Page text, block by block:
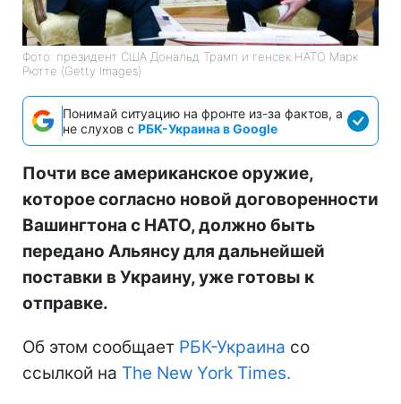
Фото: президент США Дональд Трамп и генсек НАТО Марк
Рютте (Getty Images)
Понимай ситуацию на фронте из-за фактов, а
не слухов с РБК-Украина в Google
Почти все американское оружие,
которое согласно новой договоренности
Вашингтона с НАТО, должно быть
передано Альянсу для дальнейшей
поставки в Украину, уже готовы к
отправке.
Об этом сообщает РБК-Украина со
ссылкой на The New York Times.